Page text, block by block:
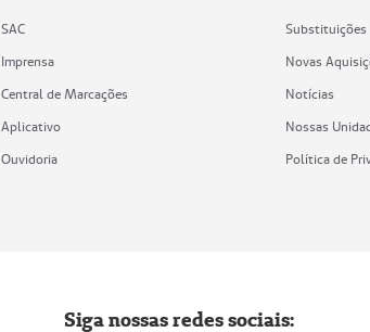
SAC
Imprensa
Central de Marcações
Aplicativo
Ouvidoria
Substituições
Novas
Notícias
Nossas
Política de
Siga nossas redes sociais: